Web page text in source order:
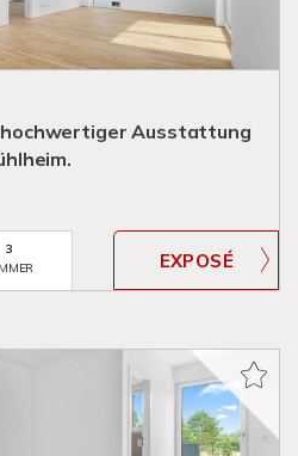
hochwertiger Ausstattung
3